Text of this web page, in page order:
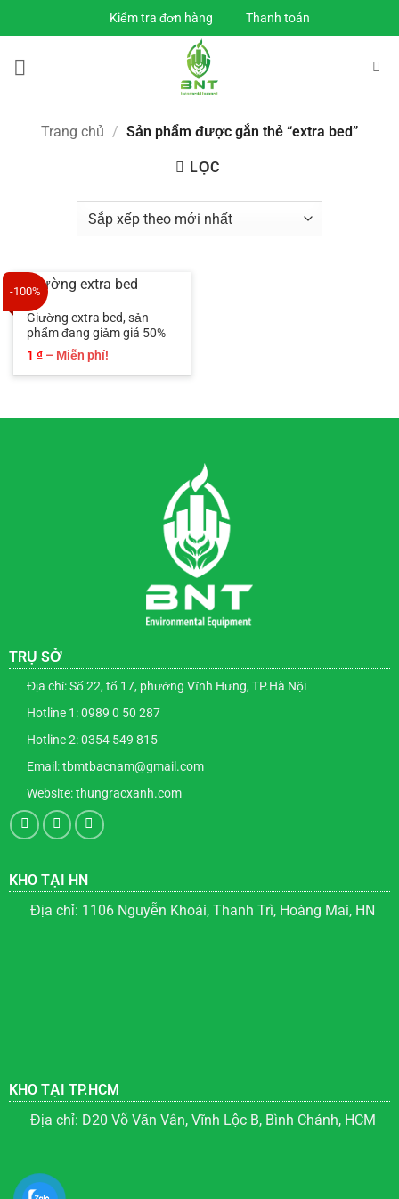
qua
dung
Kiểm tra đơn hàng Thanh toán
Trang chủ / Sản phẩm được gắn thẻ “extra bed”
LỌC
-100%
Giường extra bed, sản
phẩm đang giảm giá 50%
1 ₫ – Miễn phí!Khoảng
từ
TRỤ SỞ
Địa chỉ: Số 22, tổ 17, phường Vĩnh Hưng, TP.Hà Nội
Hotline 1: 0989 0 50 287
Hotline 2: 0354 549 815
Email: tbmtbacnam@gmail.com
Website: thungracxanh.com
KHO TẠI HN
Địa chỉ: 1106 Nguyễn Khoái, Thanh Trì, Hoàng Mai, HN
KHO TẠI TP.HCM
Địa chỉ: D20 Võ Văn Vân, Vĩnh Lộc B, Bình Chánh, HCM